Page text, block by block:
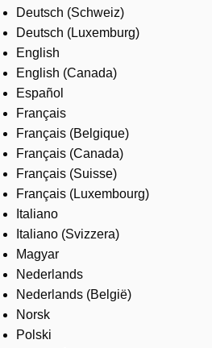
Where to buy
Contact us
Careers
Deutsch (Schweiz)
Deutsch (Luxemburg)
English
English (Canada)
Español
Français
Français (Belgique)
Français (Canada)
Français (Suisse)
Français (Luxembourg)
Italiano
Italiano (Svizzera)
Magyar
Nederlands
Nederlands (België)
Norsk
Polski